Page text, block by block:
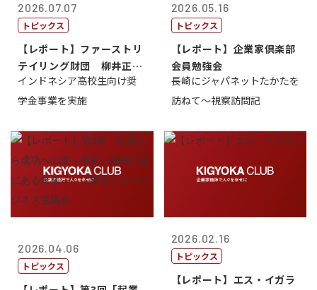
2026.07.07
トピックス
【レポート】ファーストリ
テイリング財団 柳井正
理事長
インドネシア高校生向け奨
学金事業を実施
2026.05.16
トピックス
【レポート】企業家倶楽部
会員勉強会
長崎にジャパネットたかたを
訪ねて～視察訪問記
2026.04.06
トピックス
2026.02.16
トピックス
【レポート】エス・イガラ